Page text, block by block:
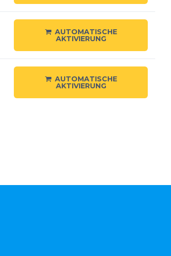
AUTOMATISCHE
AKTIVIERUNG
AUTOMATISCHE
AKTIVIERUNG